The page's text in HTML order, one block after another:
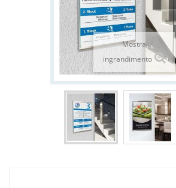
Mostra
ingrandimento